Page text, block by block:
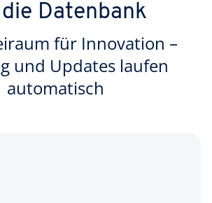
Datenbank
für Innovation –
und Updates laufen
automatisch